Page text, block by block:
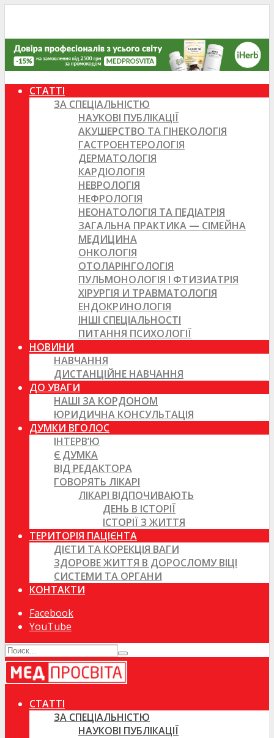
СТАТТІ
ЗА СПЕЦІАЛЬНІСТЮ
НАУКОВІ ПУБЛІКАЦІЇ
АКУШЕРСТВО ТА ГІНЕКОЛОГІЯ
ГАСТРОЕНТЕРОЛОГІЯ
ДЕРМАТОЛОГІЯ
КАРДІОЛОГІЯ
НЕВРОЛОГІЯ
НЕФРОЛОГІЯ
НЕОНАТОЛОГІЯ ТА ПЕДІАТРІЯ
ЗАГАЛЬНА ПРАКТИКА — СІМЕЙНА
МЕДИЦИНА
ОНКОЛОГІЯ
ОТОЛАРІНГОЛОГІЯ
ПУЛЬМОНОЛОГІЯ І ФТИЗИАТРІЯ
ХІРУРГІЯ И ТРАВМАТОЛОГІЯ
ЕНДОКРИНОЛОГІЯ
ІНШІ СПЕЦІАЛЬНОСТІ
ПИТАННЯ ПСИХОЛОГІЇ
НОВИНИ
НАВЧАННЯ
ДИСТАНЦІЙНЕ НАВЧАННЯ
ДО УВАГИ
НАШІ ЗА КОРДОНОМ
ЮРИДИЧНА КОНСУЛЬТАЦІЯ
ДУМКИ ВГОЛОС
ІНТЕРВ’Ю
Є ДУМКА
ВІД РЕДАКТОРА
ГОВОРЯТЬ ЛІКАРІ
ЛІКАРІ ВІДПОЧИВАЮТЬ
ДЕНЬ В ІСТОРІЇ
ІСТОРІЇ З ЖИТТЯ
ТЕРИТОРІЯ ПАЦІЄНТА
ДІЄТИ ТА КОРЕКЦІЯ ВАГИ
ЗДОРОВЕ ЖИТТЯ В ДОРОСЛОМУ ВІЦІ
СИСТЕМИ ТА ОРГАНИ
КОНТАКТИ
Facebook
YouTube
СТАТТІ
ЗА СПЕЦІАЛЬНІСТЮ
НАУКОВІ ПУБЛІКАЦІЇ